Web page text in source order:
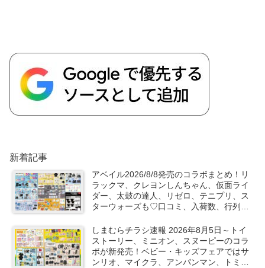
新着記事
アベイル2026/8/8発売のコラボまとめ！リ
ラックマ、クレヨンしんちゃん、仮面ライ
ダー、太鼓の達人、リゼロ、テニプリ、ス
ターウォーズも♡口コミ、入荷数、行列、
しまむらチラシ速報 2026年8月5日～トイ
ストーリー、ミニオン、スヌーピーのコラ
ボが新発売！ベビー・キッズフェアではサ
ンリオ、マイクラ、アンパンマン、トミカ